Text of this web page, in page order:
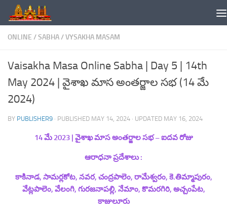
Skip to content
ONLINE /SABHA/VYSAKHA MASAM
Vaisakha Masa Online Sabha | Day 5 | 14th
May 2024 | వైశాఖ మాస అంతర్జాల సభ (14 మే
2024)
BY PUBLISHER9 · PUBLISHED MAY 14, 2024 · UPDATED MAY 16, 2024
14 మే 2023| వైశాఖ మాస అంతర్జాల సభ –ఐదవరోజు
ఆరాధనా ప్రదేశాలు :
కాకినాడ, సామర్లకోట, నవర, చంద్రపాలెం, రామేశ్వరం, కె.తిమ్మాపురం,
వేట్లపాలెం, వేలంగి, గురజనాపల్లి, నేమాం, కొమరగిరి, అచ్చంపేట,
కాజులూరు